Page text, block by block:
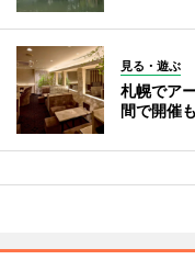
見る・遊ぶ
札幌でア
間で開催も